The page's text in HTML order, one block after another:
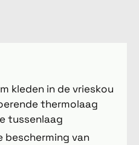
kleden in de vrieskou
thermolaag
tussenlaag
bescherming van